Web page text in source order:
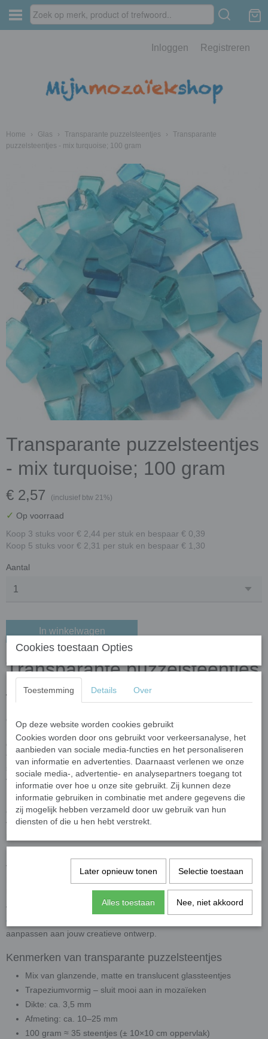
Inloggen Registreren
Home › Glas › Transparante puzzelsteentjes ›
Transparante
puzzelsteentjes - mix turquoise; 100 gram
Transparante puzzelsteentjes
- mix turquoise; 100 gram
€ 2,57 (inclusief btw 21%)
✓ Op voorraad
Koop 3 stuks voor € 2,44 per stuk en bespaar € 0,39
Koop 5 stuks voor € 2,31 per stuk en bespaar € 1,30
Aantal
In winkelwagen
Transparante puzzelsteentjes
– mix turquoise blauw
Ontdek de veelzijdige charme van onze
transparante
puzzelsteentjes
– een schitterende mix van verschillende
glasafwerkingen. Sommige stukjes zijn
translucent en glanzend
terwijl andere juist een
uitstraling hebben. Deze
subtiele variaties vangen het licht op unieke manieren en zorgen
voor extra diepte, contrast en elegantie in je mozaïekontwerpen.
De trapeziumvormige glassteentjes hebben eendikte van 3,5 mm
en variëren in grootte vanongeveer 10 tot 25 mm. Dankzij hun
vorm passen ze mooi in elkaar, waardoor je eenvoudig vloeiende
voor een oppervlak van ongeveer
. De
transparante
UVA- en vorstbestendig
zowel binnen als buiten.
Voor het op maat maken van de steentjes raden we een
wieltjestang
aanpassen aan jouw creatieve ontwerp.
Kenmerken van transparante puzzelsteentjes
Mix van glanzende, matte en translucent glassteentjes
Trapeziumvormig – sluit mooi aan in mozaïeken
Dikte: ca. 3,5 mm
Afmeting: ca. 10–25 mm
100 gram ≈ 35 steentjes (± 10×10 cm oppervlak)
Cookies toestaan Opties
Toestemming Details Over
Op deze website worden cookies gebruikt
Cookies worden door ons gebruikt voor verkeersanalyse, het
aanbieden van sociale media-functies en het personaliseren
van informatie en advertenties. Daarnaast verlenen we onze
sociale media-, advertentie- en analysepartners toegang tot
informatie over hoe u onze site gebruikt. Zij kunnen deze
informatie gebruiken in combinatie met andere gegevens die
zij mogelijk hebben verzameld door uw gebruik van hun
diensten of die u hen hebt verstrekt.
Later opnieuw tonen Selectie toestaan
Alles toestaan Nee, niet akkoord